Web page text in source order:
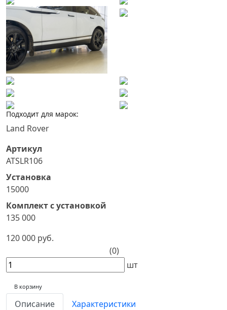
Подходит для марок:
Land Rover
Артикул
ATSLR106
Установка
15000
Комплект с установкой
135 000
120 000 руб.
(0)
шт
В корзину
Описание Характеристики